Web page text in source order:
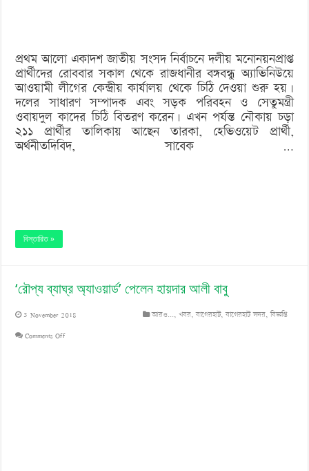
ছেলে
প্রথম আলো একাদশ জাতীয় সংসদ নির্বাচনে দলীয় মনোনয়নপ্রাপ্ত
প্রার্থীদের রোববার সকাল থেকে রাজধানীর বঙ্গবন্ধু অ্যাভিনিউয়ে
আওয়ামী লীগের কেন্দ্রীয় কার্যালয় থেকে চিঠি দেওয়া শুরু হয়।
দলের সাধারণ সম্পাদক এবং সড়ক পরিবহন ও সেতুমন্ত্রী
ওবায়দুল কাদের চিঠি বিতরণ করেন। এখন পর্যন্ত নৌকায় চড়া
২১১ প্রার্থীর তালিকায় আছেন তারকা, হেভিওয়েট প্রার্থী,
অর্থনীতদিবিদ, সাবেক …
বিস্তারিত »
‘রৌপ্য ব্যাঘ্র অ্যাওয়ার্ড’ পেলেন হায়দার আলী বাবু
5 November 2018 আরও..., খবর,বাগেরহাট,বাগেরহাট সদর,বিজ্ঞপ্তি
Comments Offon